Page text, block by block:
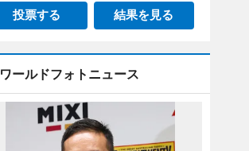
投票する 結果を見る
ワールドフォトニュース